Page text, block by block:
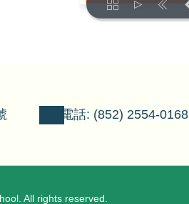
電話: (852) 2554-0168
All rights reserved.